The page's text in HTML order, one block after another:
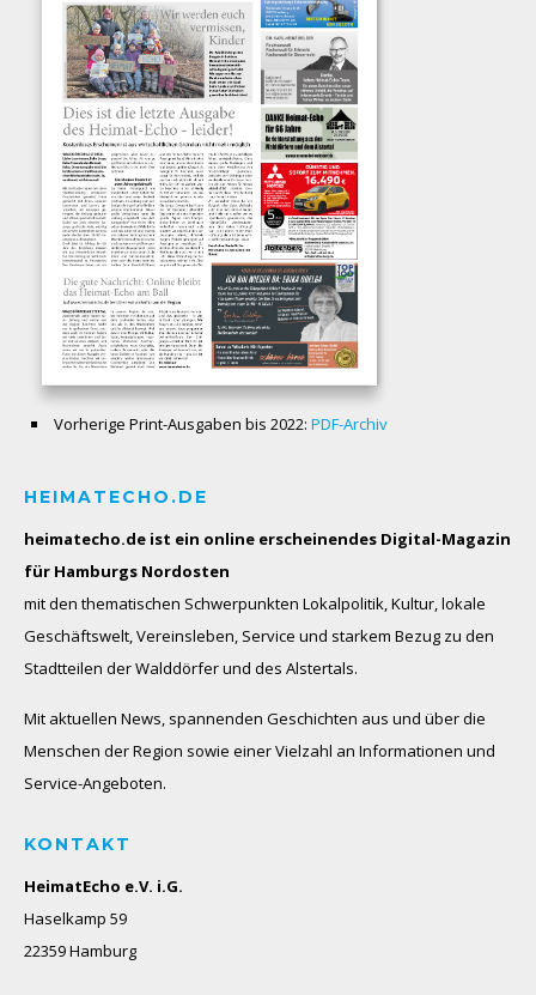
Vorherige Print-Ausgaben bis 2022: PDF-Archiv
HEIMATECHO.DE
heimatecho.de ist ein online erscheinendes Digital-Magazin
für Hamburgs Nordosten
mit den thematischen Schwerpunkten Lokalpolitik, Kultur, lokale
Geschäftswelt, Vereinsleben, Service und starkem Bezug zu den
Stadtteilen der Walddörfer und des Alstertals.
Mit aktuellen News, spannenden Geschichten aus und über die
Menschen der Region sowie einer Vielzahl an Informationen und
Service-Angeboten.
KONTAKT
HeimatEcho e.V. i.G.
Haselkamp 59
22359 Hamburg